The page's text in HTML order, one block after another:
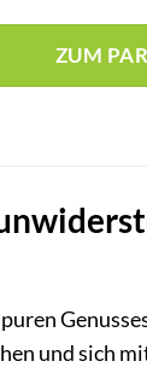
ZUM
und sich